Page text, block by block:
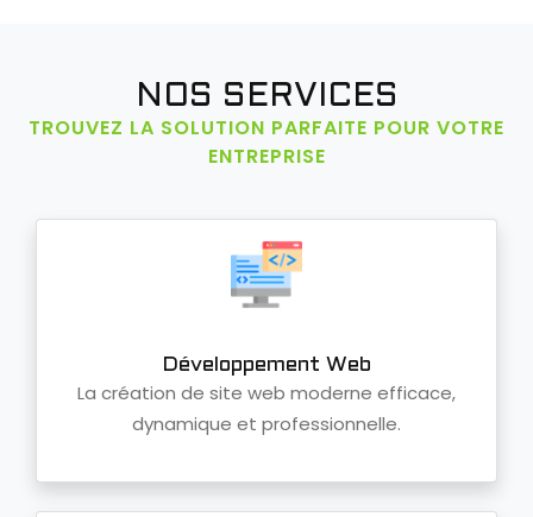
NOS SERVICES
TROUVEZ LA SOLUTION PARFAITE POUR VOTRE
ENTREPRISE
Développement Web
La création de site web moderne efficace,
dynamique et professionnelle.